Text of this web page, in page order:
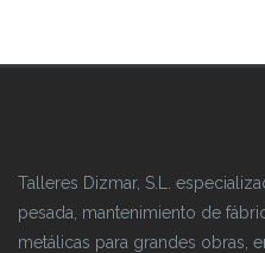
Talleres Dizmar, S.L.
pesada, mantenimiento de
metálicas para grandes obras,